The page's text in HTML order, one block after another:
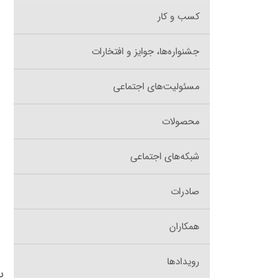
کسب و کار
جشنواره‌ها، جوایز و افتخارات
مسئولیت‌های اجتماعی
محصولات
شبکه‌های اجتماعی
صادرات
همکاران
رویدادها